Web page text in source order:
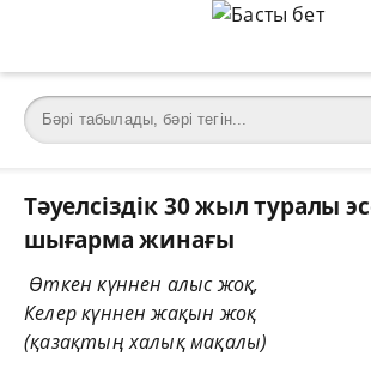
Тәуелсіздік 30 жыл туралы
шығарма жинағы
Өткен күннен алыс жоқ,
Келер күннен жақын жоқ
(қазақтың халық мақалы)